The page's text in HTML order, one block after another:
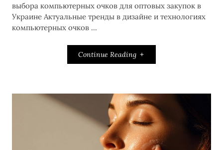
выбора компьютерных очков для оптовых закупок в
Украине Актуальные тренды в дизайне и технологиях
компьютерных очков ...
Continue Reading